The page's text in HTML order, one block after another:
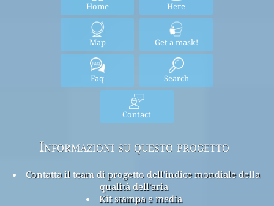
Home Here
Map Get a mask!
Faq Search
Contact
Informazioni su questo progetto
Contatta il team di progetto dell'indice mondiale della
qualità dell'aria
Kit stampa e media